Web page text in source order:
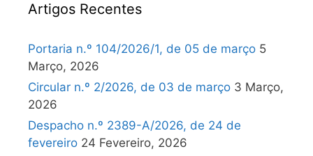
Artigos Recentes
Portaria n.º 104/2026/1, de 05 de março 5
Março, 2026
Circular n.º 2/2026, de 03 de março 3 Março,
2026
Despacho n.º 2389-A/2026, de 24 de
fevereiro 24 Fevereiro, 2026